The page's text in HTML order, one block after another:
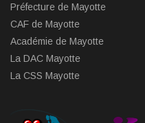
Préfecture de Mayotte
CAF de Mayotte
Académie de Mayotte
La DAC Mayotte
La CSS Mayotte